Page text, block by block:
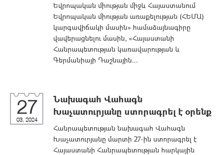
Եվրոպական միության միջև Հայաստանում
Եվրոպական միության առաքելության (ՀԵՄԱ)
կարգավիճակի մասին» համաձայնագիրը
վավերացնելու մասին, «Հայաստանի
Հանրապետության կառավարության և
Գերմանիայի Դաշնային...
27
03, 2024
Նախագահ Վահագն
Խաչատուրյանը ստորագրել է օրենք
Հանրապետության նախագահ Վահագն
Խաչատուրյանը մարտի 27-ին ստորագրել է
Հայաստանի Հանրապետության հարկային